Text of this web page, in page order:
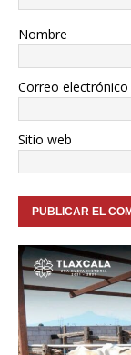
Nombre
Correo electrónico
Sitio web